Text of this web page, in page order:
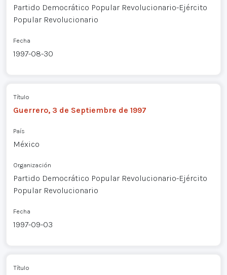
Partido Democrático Popular Revolucionario-Ejército
Popular Revolucionario
Fecha
1997-08-30
Título
Guerrero, 3 de Septiembre de 1997
País
México
Organización
Partido Democrático Popular Revolucionario-Ejército
Popular Revolucionario
Fecha
1997-09-03
Título